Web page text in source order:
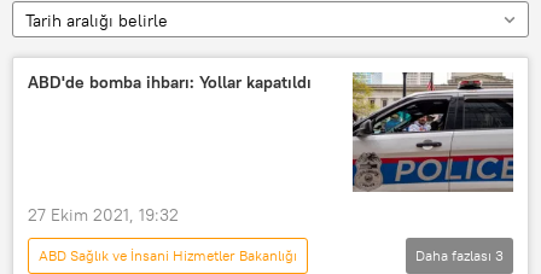
Tarih aralığı belirle
ABD'de bomba ihbarı: Yollar kapatıldı
27 Ekim 2021, 19:32
ABD Sağlık ve İnsani Hizmetler Bakanlığı
Daha fazlası 3